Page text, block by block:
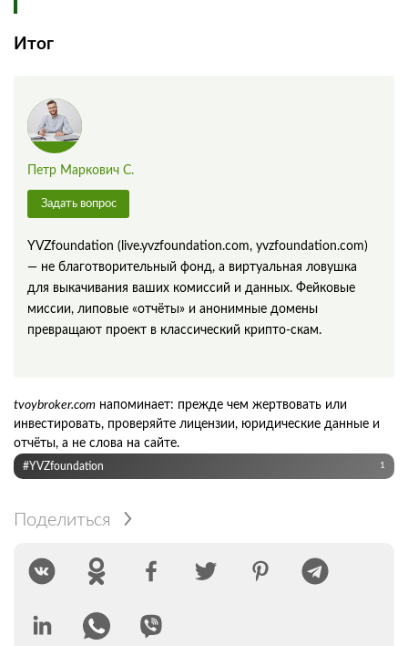
Итог
Петр Маркович С.
Задать вопрос
YVZfoundation (live.yvzfoundation.com, yvzfoundation.com)
— не благотворительный фонд, а виртуальная ловушка
для выкачивания ваших комиссий и данных. Фейковые
миссии, липовые «отчёты» и анонимные домены
превращают проект в классический крипто‑скам.
tvoybroker.com напоминает: прежде чем жертвовать или
инвестировать, проверяйте лицензии, юридические данные и
отчёты, а не слова на сайте.
#YVZfoundation 1
Поделиться